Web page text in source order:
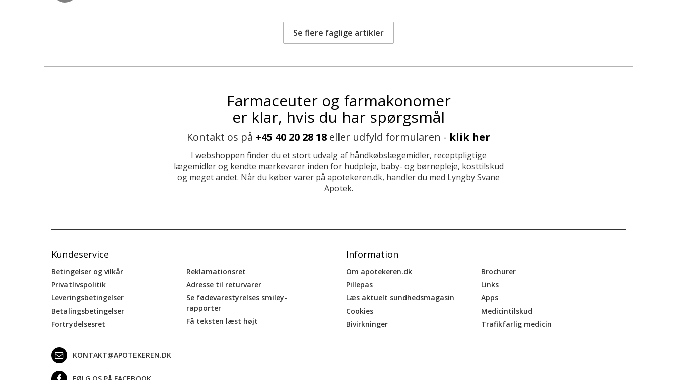
Se flere faglige artikler
Farmaceuter og farmakonomer
er klar, hvis du har spørgsmål
Kontakt os på +45 40 20 28 18 eller udfyld formularen - klik her
I webshoppen finder du et stort udvalg af håndkøbslægemidler, receptpligtige
lægemidler og kendte mærkevarer inden for hudpleje, baby- og børnepleje, kosttilskud
og meget andet. Når du køber varer på apotekeren.dk, handler du med Lyngby Svane
Apotek.
Kundeservice
Betingelser og vilkår
Privatlivspolitik
Leveringsbetingelser
Betalingsbetingelser
Fortrydelsesret
Reklamationsret
Adresse til returvarer
Se fødevarestyrelses smiley-
rapporter
Få teksten læst højt
Information
Om apotekeren.dk
Pillepas
Læs aktuelt sundhedsmagasin
Cookies
Bivirkninger
Brochurer
Links
Apps
Medicintilskud
Trafikfarlig medicin
KONTAKT@APOTEKEREN.DK